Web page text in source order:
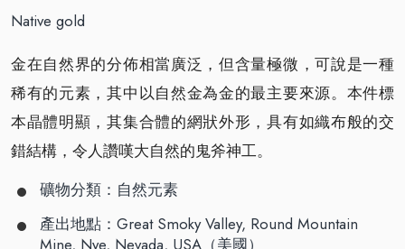
Native gold
金在自然界的分佈相當廣泛，但含量極微，可說是一種
稀有的元素，其中以自然金為金的最主要來源。本件標
本晶體明顯，其集合體的網狀外形，具有如織布般的交
錯結構，令人讚嘆大自然的鬼斧神工。
礦物分類：自然元素
產出地點：Great Smoky Valley, Round Mountain
Mine, Nye, Nevada, USA（美國）